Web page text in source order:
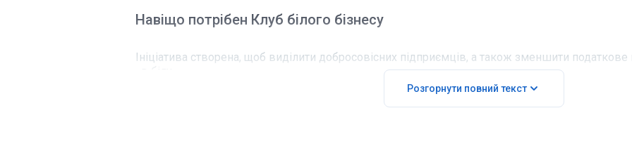
Навіщо потрібен Клуб білого бізнесу
Ініціатива створена, щоб виділити добросовісних підприємців, а також зменшити
Розгорнути повний текст